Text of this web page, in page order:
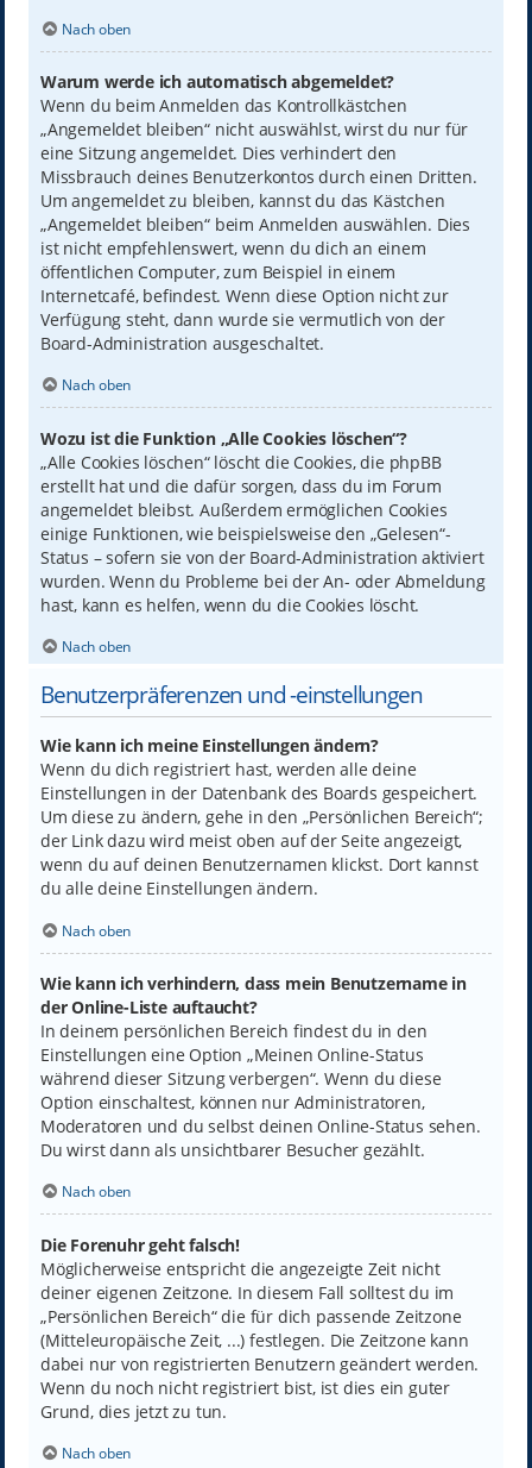
Nach oben
Warum werde ich automatisch abgemeldet?
Wenn du beim Anmelden das Kontrollkästchen
„Angemeldet bleiben“ nicht auswählst, wirst du nur für
eine Sitzung angemeldet. Dies verhindert den
Missbrauch deines Benutzerkontos durch einen Dritten.
Um angemeldet zu bleiben, kannst du das Kästchen
„Angemeldet bleiben“ beim Anmelden auswählen. Dies
ist nicht empfehlenswert, wenn du dich an einem
öffentlichen Computer, zum Beispiel in einem
Internetcafé, befindest. Wenn diese Option nicht zur
Verfügung steht, dann wurde sie vermutlich von der
Board-Administration ausgeschaltet.
Nach oben
Wozu ist die Funktion „Alle Cookies löschen“?
„Alle Cookies löschen“ löscht die Cookies, die phpBB
erstellt hat und die dafür sorgen, dass du im Forum
angemeldet bleibst. Außerdem ermöglichen Cookies
einige Funktionen, wie beispielsweise den „Gelesen“-
Status – sofern sie von der Board-Administration aktiviert
wurden. Wenn du Probleme bei der An- oder Abmeldung
hast, kann es helfen, wenn du die Cookies löscht.
Nach oben
Benutzerpräferenzen und -einstellungen
Wie kann ich meine Einstellungen ändern?
Wenn du dich registriert hast, werden alle deine
Einstellungen in der Datenbank des Boards gespeichert.
Um diese zu ändern, gehe in den „Persönlichen Bereich“;
der Link dazu wird meist oben auf der Seite angezeigt,
wenn du auf deinen Benutzernamen klickst. Dort kannst
du alle deine Einstellungen ändern.
Nach oben
Wie kann ich verhindern, dass mein Benutzername in
der Online-Liste auftaucht?
In deinem persönlichen Bereich findest du in den
Einstellungen eine Option „Meinen Online-Status
während dieser Sitzung verbergen“. Wenn du diese
Option einschaltest, können nur Administratoren,
Moderatoren und du selbst deinen Online-Status sehen.
Du wirst dann als unsichtbarer Besucher gezählt.
Nach oben
Die Forenuhr geht falsch!
Möglicherweise entspricht die angezeigte Zeit nicht
deiner eigenen Zeitzone. In diesem Fall solltest du im
„Persönlichen Bereich“ die für dich passende Zeitzone
(Mitteleuropäische Zeit, ...) festlegen. Die Zeitzone kann
dabei nur von registrierten Benutzern geändert werden.
Wenn du noch nicht registriert bist, ist dies ein guter
Grund, dies jetzt zu tun.
Nach oben